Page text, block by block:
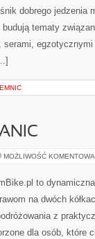
dobrego jedzenia
tematy
egzotycznymi
MOŻLIWOŚĆ
to
na dwóch
z
dla osób, które